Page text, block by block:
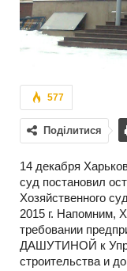
577
Поділитися
14 декабря
суд постановил
Хозяйственного
2015 г. Напомним,
требовании
ДАШУТИНОЙ к
строительства и